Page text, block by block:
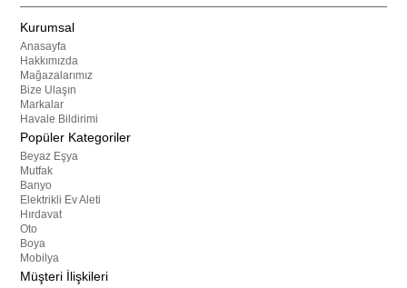
Kurumsal
Anasayfa
Hakkımızda
Mağazalarımız
Bize Ulaşın
Markalar
Havale Bildirimi
Popüler Kategoriler
Beyaz Eşya
Mutfak
Banyo
Elektrikli Ev Aleti
Hırdavat
Oto
Boya
Mobilya
Müşteri İlişkileri